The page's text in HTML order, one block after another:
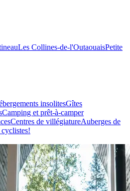
Les Collines-de-l'OutaouaisPetite
insolitesGîtes
Camping et prêt-à-camper
Centres de villégiatureAuberges de